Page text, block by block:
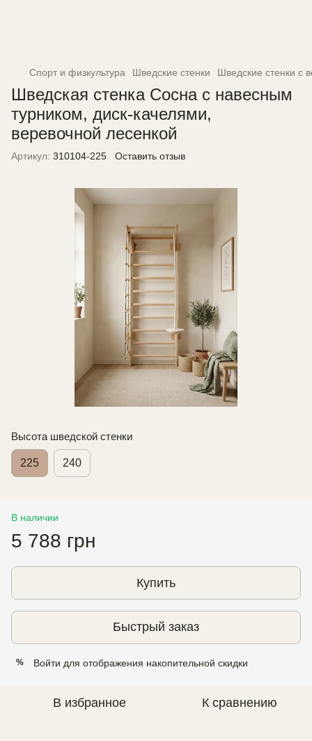
Спорт и физкультура Шведские стенки Шведские стенки с
Шведская стенка Сосна с навесным
турником, диск-качелями,
веревочной лесенкой
Артикул: 310104-225 Оставить отзыв
Высота шведской стенки
225 240
В наличии
5 788 грн
Купить
Быстрый заказ
% Войти для отображения накопительной скидки
В избранное К сравнению